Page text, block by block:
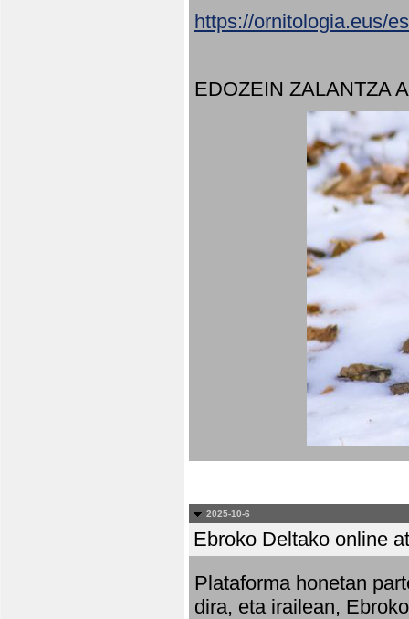
https://ornitologia.eus/
EDOZEIN ZALANTZA
2025-10-6
Ebroko Deltako online
Plataforma honetan
dira, eta irailean,